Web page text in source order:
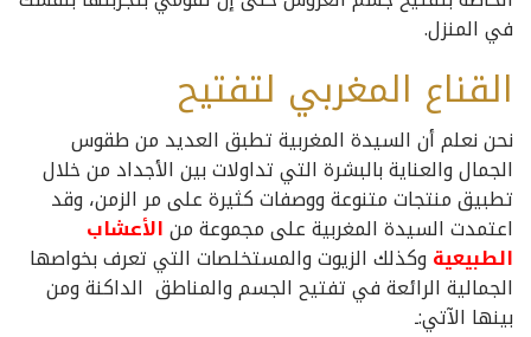
في المنزل.
القناع المغربي لتفتيح
نحن نعلم أن السيدة المغربية تطبق العديد من طقوس
الجمال والعناية بالبشرة التي تداولات بين الأجداد من خلال
تطبيق منتجات متنوعة ووصفات كثيرة على مر الزمن، وقد
اعتمدت السيدة المغربية على مجموعة منالأعشاب
الطبيعية وكذلك الزيوت والمستخلصات التي تعرف بخواصها
الجمالية الرائعة في تفتيح الجسم والمناطق الداكنة ومن
بينها الآتي:ـ